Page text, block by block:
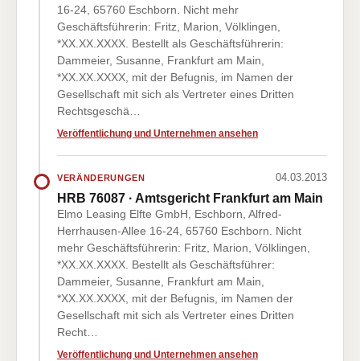
16-24, 65760 Eschborn. Nicht mehr
Geschäftsführerin: Fritz, Marion, Völklingen,
*XX.XX.XXXX. Bestellt als Geschäftsführerin:
Dammeier, Susanne, Frankfurt am Main,
*XX.XX.XXXX, mit der Befugnis, im Namen der
Gesellschaft mit sich als Vertreter eines Dritten
Rechtsgeschä…
Veröffentlichung und Unternehmen ansehen
VERÄNDERUNGEN 04.03.2013
HRB 76087 · Amtsgericht Frankfurt am Main
Elmo Leasing Elfte GmbH, Eschborn, Alfred-
Herrhausen-Allee 16-24, 65760 Eschborn. Nicht
mehr Geschäftsführerin: Fritz, Marion, Völklingen,
*XX.XX.XXXX. Bestellt als Geschäftsführer:
Dammeier, Susanne, Frankfurt am Main,
*XX.XX.XXXX, mit der Befugnis, im Namen der
Gesellschaft mit sich als Vertreter eines Dritten
Recht…
Veröffentlichung und Unternehmen ansehen